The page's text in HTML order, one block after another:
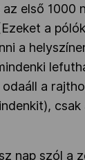
első 1000
a
a
a
csak
nap szól a